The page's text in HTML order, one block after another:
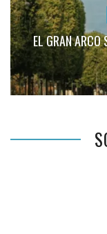
EL GRAN ARCO